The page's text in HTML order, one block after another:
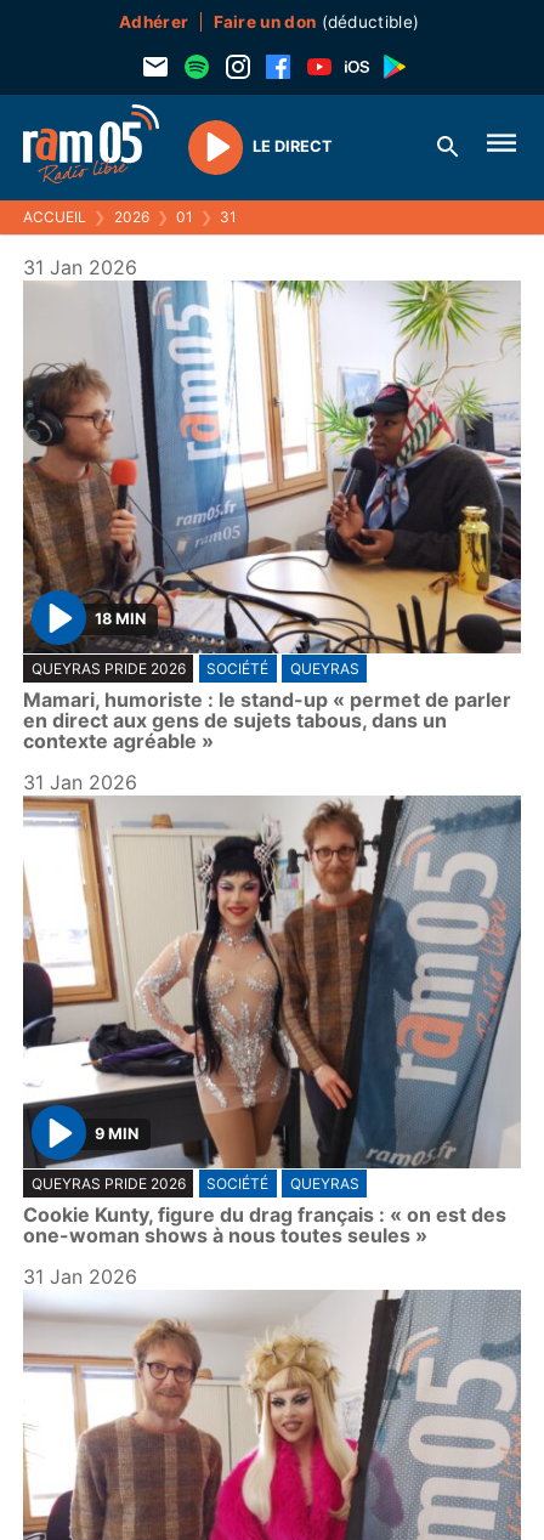
Adhérer Faire un don (déductible)
Play
LE DIRECT
ACCUEIL ❯ 2026 ❯ 01 ❯ 31
31 Jan 2026
P
l
a
y
18 MIN
QUEYRAS PRIDE 2026 SOCIÉTÉ QUEYRAS
Mamari, humoriste : le stand-up « permet de parler
en direct aux gens de sujets tabous, dans un
contexte agréable »
31 Jan 2026
P
l
a
9 MIN
QUEYRAS PRIDE 2026 SOCIÉTÉ QUEYRAS
Cookie Kunty, figure du drag français : « on est des
one-woman shows à nous toutes seules »
31 Jan 2026